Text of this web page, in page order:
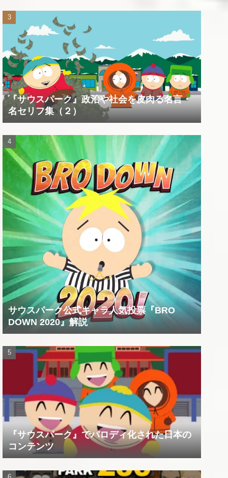
『サウスパーク』政治や社会を皮肉る名言・
名セリフ集（２）
サウスパーク公式キャラ人気投票『BRO
DOWN 2020』解説
『サウスパーク』でパロディ化された日本の
コンテンツ